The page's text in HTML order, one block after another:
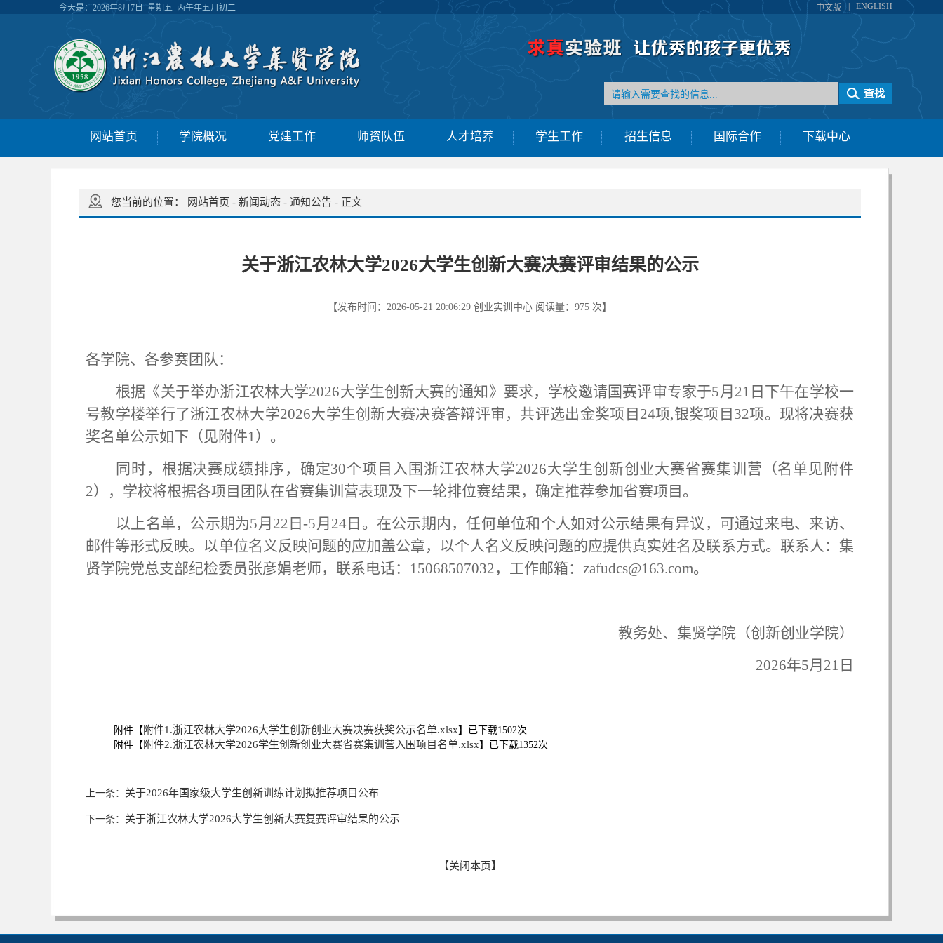
今天是： 2026年8月7日 星期五 丙午年五月初二 中文版 ENGLISH
网站首页 学院概况 党建工作 师资队伍 人才培养 学生工作 招生信息 国际合作 下载中心
您当前的位置： 网站首页 - 新闻动态 - 通知公告 - 正文
关于浙江农林大学2026大学生创新大赛决赛评审结果的公示
【发布时间：2026-05-21 20:06:29 创业实训中心 阅读量： 975 次】
各学院、各参赛团队：
根据《关于举办浙江农林大学2026大学生创新大赛的通知》要求，学校邀请国赛评审专家于5月 21 日 下午在学校一
号教学楼举行了浙江农林大学2026大学生创新大赛决赛答辩评审，共评选出金奖项目 24项,银奖项目 32项。现将决赛获
奖名单公示如下（见附件1）。
同时，根据决赛成绩排序，确定30个项目入围浙江农林大学2026大学生创新创业大赛省赛集训营（名单见附件
2），学校将根据各项目团队在省赛集训营表现及下一轮排位赛结果，确定推荐参加省赛项目。
以上名单，公示期为5月 22 日-5月 24日。在公示期内，任何单位和个人如对公示结果有异议，可通过来电、来访、
邮件等形式反映。以单位名义反映问题的应加盖公章，以个人名义反映问题的应提供真实姓名及联系方式。联系人：集
贤学院党总支部纪检委员张彦娟老师，联系电话： 15068507032，工作邮箱：zafudcs@163.com。
教务处、集贤学院（创新创业学院）
2026年5月 21 日
附件【附件1.浙江农林大学2026大学生创新创业大赛决赛获奖公示名单.xlsx】已下载1502次
附件【附件2.浙江农林大学2026学生创新创业大赛省赛集训营入围项目名单.xlsx】已下载1352次
上一条： 关于2026年国家级大学生创新训练计划拟推荐项目公布
下一条： 关于浙江农林大学2026大学生创新大赛复赛评审结果的公示
【关闭本页】